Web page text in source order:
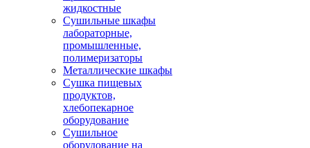
жидкостные
Сушильные шкафы
лабораторные,
промышленные,
полимеризаторы
Металлические шкафы
Сушка пищевых
продуктов,
хлебопекарное
оборудование
Сушильное
оборудование на